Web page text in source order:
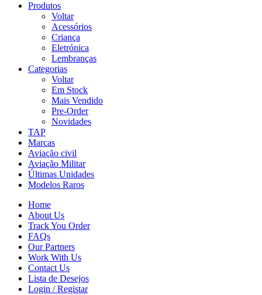
Produtos
Voltar
Acessórios
Criança
Eletrónica
Lembranças
Categorias
Voltar
Em Stock
Mais Vendido
Pre-Order
Novidades
TAP
Marcas
Aviação civil
Aviação Militar
Últimas Unidades
Modelos Raros
Home
About Us
Track You Order
FAQs
Our Partners
Work With Us
Contact Us
Lista de Desejos
Login / Registar